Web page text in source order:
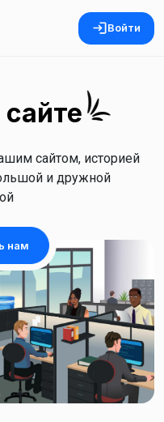
Войти
сайте
сайтом, историей
и дружной
нам